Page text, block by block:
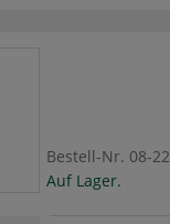
Bestell-Nr. 08-
Auf Lager.